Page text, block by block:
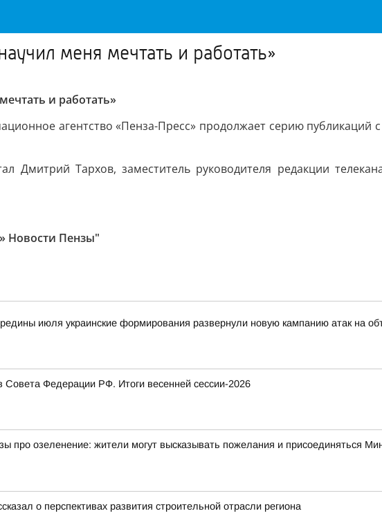
меня мечтать и работать»
и работать»
агентство «Пенза-Пресс» продолжает серию публикаций
Дмитрий Тархов, заместитель руководителя редакции
Новости Пензы"
июля украинские формирования развернули новую кампанию атак на
Совета Федерации РФ. Итоги весенней сессии-2026
про озеленение: жители могут высказывать пожелания и присоединяться
о перспективах развития строительной отрасли региона